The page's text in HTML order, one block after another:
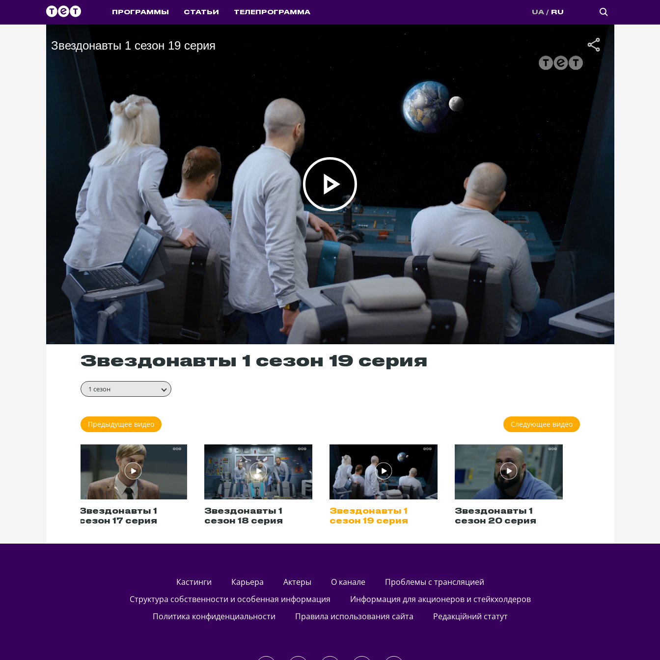
ПРОГРАММЫ СТАТЬИ ТЕЛЕПРОГРАММА UA RU
Звездонавты 1 сезон 19 серия
Звездонавты 1 сезон 19 серия
1 сезон
Предыдущее видео Следующее видео
Звездонавты 1
сезон 17 серия
Звездонавты 1
сезон 18 серия
Звездонавты 1
сезон 19 серия
Звездонавты 1
сезон 20 серия
кастинги Карьера актеры О канале
Проблемы с трансляцией
Структура собственности и особенная информация
Информация для акционеров и стейкхолдеров
Политика конфиденциальности
Правила использования сайта Редакційний статут